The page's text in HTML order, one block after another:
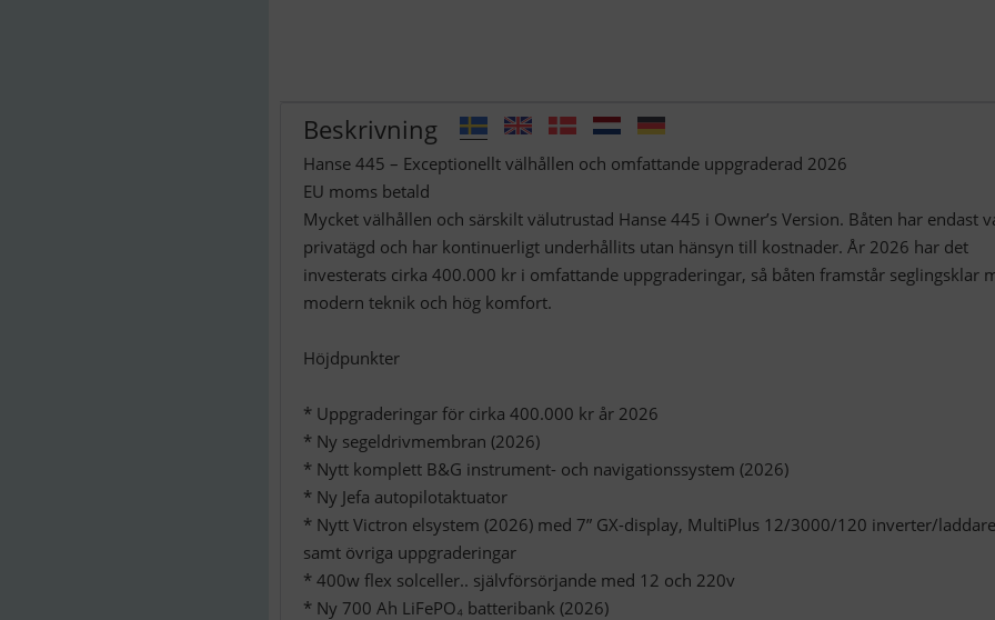
Beskrivning
Hanse 445 – Exceptionellt välhållen och omfattande uppgraderad 2026
EU moms betald
Mycket välhållen och särskilt välutrustad Hanse 445 i Owner’s Version. Båten har endast
privatägd och har kontinuerligt underhållits utan hänsyn till kostnader. År 2026 har det
investerats cirka 400.000 kr i omfattande uppgraderingar, så båten framstår seglingsklar
modern teknik och hög komfort.
Höjdpunkter
* Uppgraderingar för cirka 400.000 kr år 2026
* Ny segeldrivmembran (2026)
* Nytt komplett B&G instrument- och navigationssystem (2026)
* Ny Jefa autopilotaktuator
* Nytt Victron elsystem (2026) med 7” GX-display, MultiPlus 12/3000/120 inverter/laddare
samt övriga uppgraderingar
* 400w flex solceller.. självförsörjande med 12 och 220v
* Ny 700 Ah LiFePO₄ batteribank (2026)